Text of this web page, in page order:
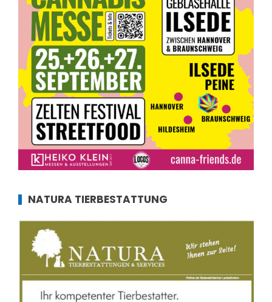
NATURA TIERBESTATTUNG